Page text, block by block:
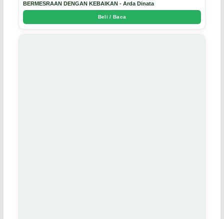
BERMESRAAN DENGAN KEBAIKAN - Arda Dinata
Beli / Baca